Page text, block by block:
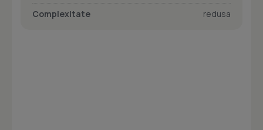
Complexitate
redusa